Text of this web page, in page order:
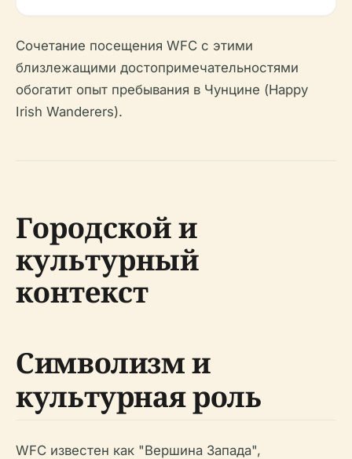
Сочетание посещения WFC с этими
близлежащими достопримечательностями
обогатит опыт пребывания в Чунцине (Happy
Irish Wanderers).
Городской и
культурный
контекст
Символизм и
культурная роль
WFC известен как "Вершина Запада",